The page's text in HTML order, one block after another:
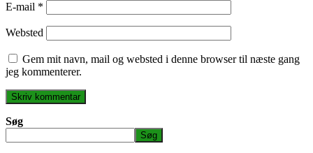
E-mail *
Websted
Gem mit navn, mail og websted i denne browser til næste gang
jeg kommenterer.
Søg
Søg